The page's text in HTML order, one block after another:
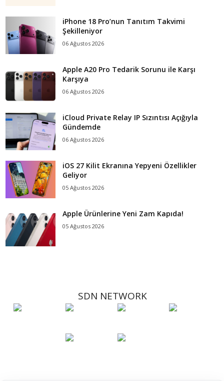
iPhone 18 Pro’nun Tanıtım Takvimi
Şekilleniyor
06 Ağustos 2026
Apple A20 Pro Tedarik Sorunu ile Karşı
Karşıya
06 Ağustos 2026
iCloud Private Relay IP Sızıntısı Açığıyla
Gündemde
06 Ağustos 2026
iOS 27 Kilit Ekranına Yepyeni Özellikler
Geliyor
05 Ağustos 2026
Apple Ürünlerine Yeni Zam Kapıda!
05 Ağustos 2026
SDN NETWORK